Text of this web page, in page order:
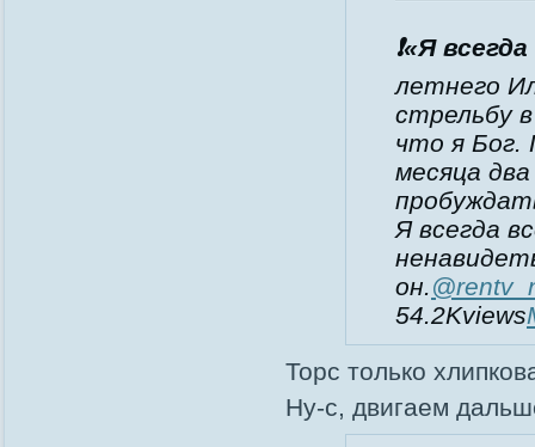
❗️«Я
летнего
стрельбу
что я Бог.
месяца
Я всегда
он.
54.2Kviews
Торс только
Ну-с, двигаем